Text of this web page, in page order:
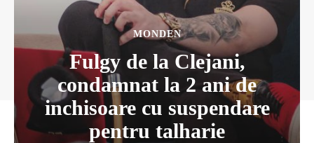
MONDEN
Fulgy de la Clejani,
condamnat la 2 ani de
inchisoare cu suspendare
pentru talharie